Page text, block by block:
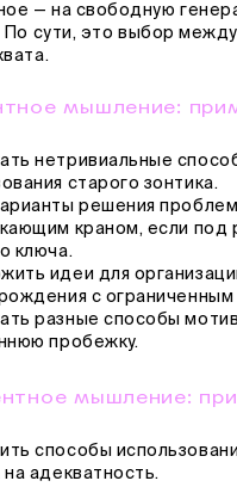
— на свободную
По сути, это выбор
мышление:
нетривиальные
старого зонтика.
решения
краном, если под
ключа.
идеи для
с
разные способы
пробежку.
мышление:
способы
на адекватность.